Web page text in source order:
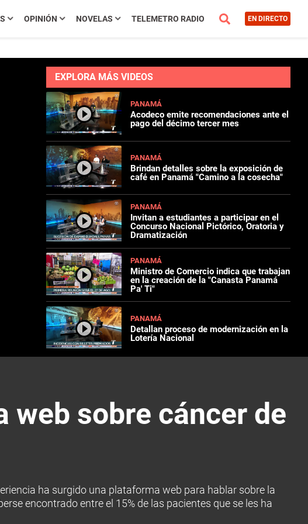
OPINIÓN NOVELAS TELEMETRO RADIO EN DIRECTO
EXPLORA MÁS VIDEOS
PANAMÁ
Acodeco emite recomendaciones ante el
pago del décimo tercer mes
PANAMÁ
Brindan detalles sobre la exposición de
café en Panamá "Camino a la cosecha"
PANAMÁ
Invitan a estudiantes a participar en el
Concurso Nacional Pictórico, Oratoria y
Dramatización
PANAMÁ
Ministro de Comercio indica que trabajan
en la creación de la "Canasta Panamá
Pa' Ti"
PANAMÁ
Detallan proceso de modernización en la
Lotería Nacional
web sobre cáncer de
ha surgido una plataforma web para hablar sobre la
encontrado entre el 15% de las pacientes que se les ha